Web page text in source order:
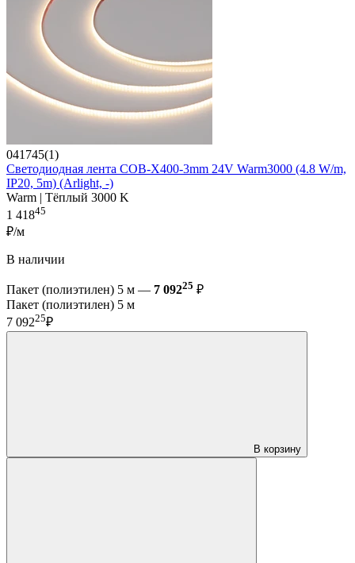
041745(1)
Светодиодная лента COB-X400-3mm 24V Warm3000 (4.8 W/m,
IP20, 5m) (Arlight, -)
Warm | Тёплый 3000 K
1 41845
₽/м
В наличии
Пакет (полиэтилен) 5 м — 7 09225 ₽
Пакет (полиэтилен) 5 м
7 09225₽
В корзину